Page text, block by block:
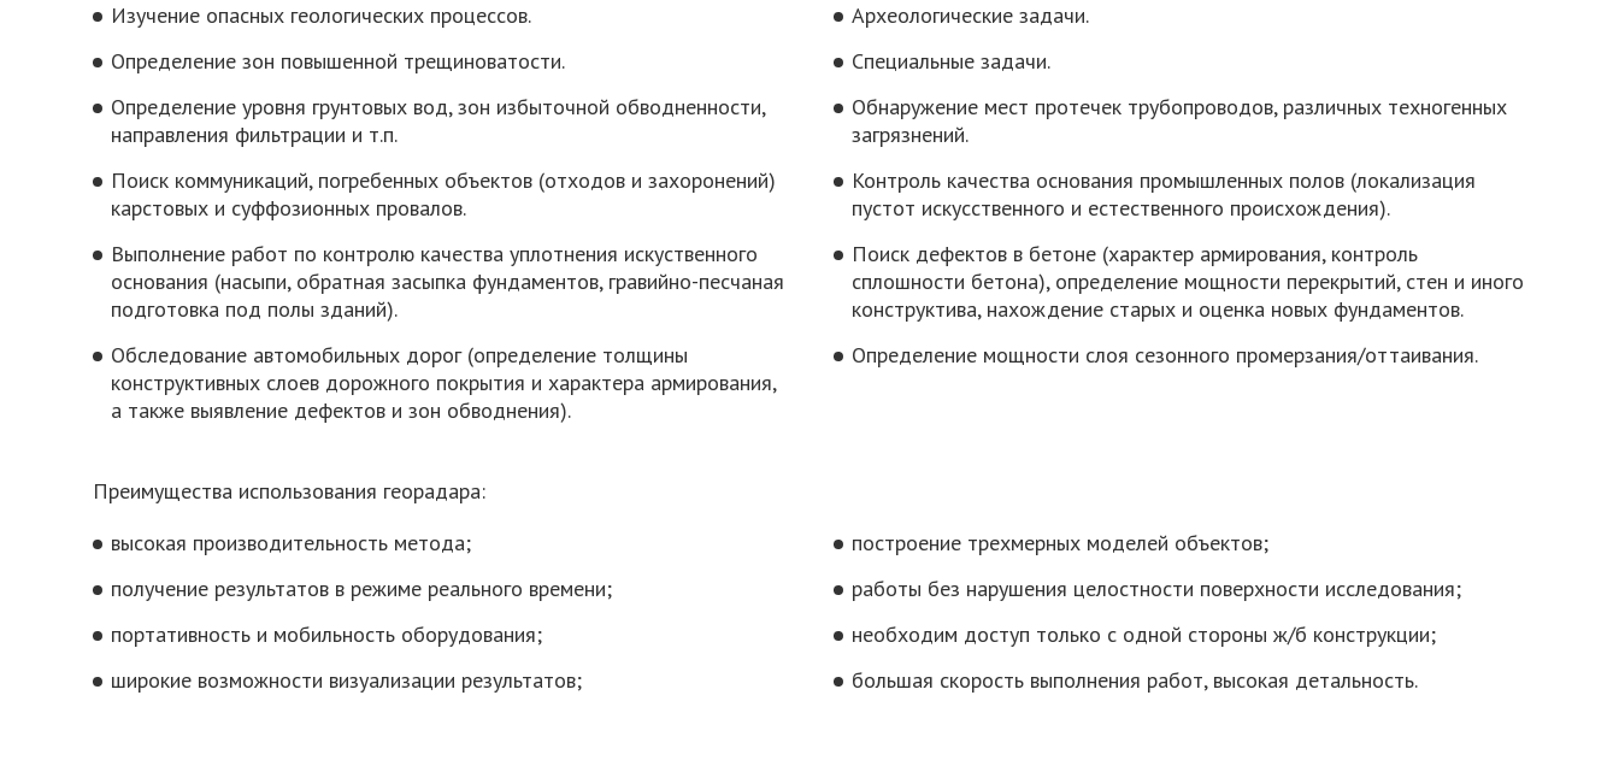
Изучение опасных геологических процессов.
Определение зон повышенной трещиноватости.
Определение уровня грунтовых вод, зон избыточной обводненности,
направления фильтрации и т.п.
Поиск коммуникаций, погребенных объектов (отходов и захоронений)
карстовых и суффозионных провалов.
Выполнение работ по контролю качества уплотнения искуственного
основания (насыпи, обратная засыпка фундаментов, гравийно-песчаная
подготовка под полы зданий).
Обследование автомобильных дорог (определение толщины
конструктивных слоев дорожного покрытия и характера армирования,
а также выявление дефектов и зон обводнения).
Археологические задачи.
Специальные задачи.
Обнаружение мест протечек трубопроводов, различных техногенных
загрязнений.
Контроль качества основания промышленных полов (локализация
пустот искусственного и естественного происхождения).
Поиск дефектов в бетоне (характер армирования, контроль
сплошности бетона), определение мощности перекрытий, стен и иного
конструктива, нахождение старых и оценка новых фундаментов.
Определение мощности слоя сезонного промерзания/оттаивания.
Преимущества использования георадара:
высокая производительность метода;
получение результатов в режиме реального времени;
портативность и мобильность оборудования;
широкие возможности визуализации результатов;
построение трехмерных моделей объектов;
работы без нарушения целостности поверхности исследования;
необходим доступ только с одной стороны ж/б конструкции;
большая скорость выполнения работ, высокая детальность.